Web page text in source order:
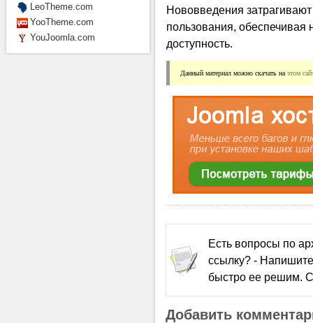
Нововведения
пользования, обеспечивая
доступность.
Данный материал можно скачать на этом
Есть вопросы по
ссылку? -
быстро ее решим.
Добавить
LeoTheme.com
YooTheme.com
YouJoomla.com